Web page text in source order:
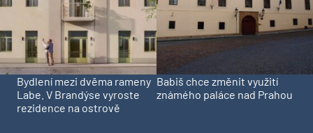
Bydlení mezi dvěma rameny
Labe. V Brandýse vyroste
rezidence na ostrově
Babiš chce změnit využití
známého paláce nad Prahou